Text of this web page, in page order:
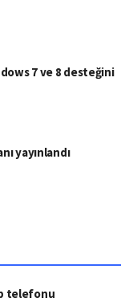
7 ve 8 desteğini
yayınlandı
telefonu